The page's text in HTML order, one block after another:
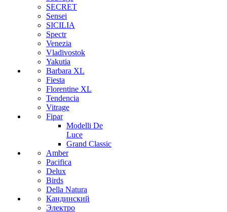
SECRET
Sensei
SICILIA
Spectr
Venezia
Vladivostok
Yakutia
Barbara XL
Fiesta
Florentine XL
Tendencia
Vitrage
Fipar
Modelli De
Luce
Grand Classic
Amber
Pacifica
Delux
Birds
Della Natura
Кандинский
Электро